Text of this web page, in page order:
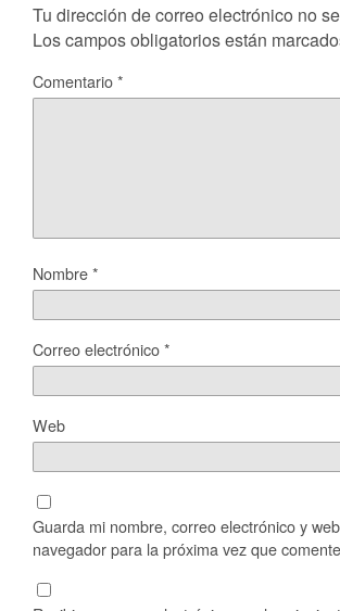
Tu dirección de correo electrónico no
Los campos obligatorios están
Comentario*
Nombre*
Correo electrónico*
Web
Guarda mi nombre, correo electrónico y
navegador para la próxima vez que